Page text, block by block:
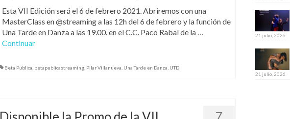
Esta VII Edición será el 6 de febrero 2021. Abriremos con una
MasterClass en @streaming a las 12h del 6 de febrero y la función de
Una Tarde en Danza a las 19.00. en el C.C. Paco Rabal de la …
Continuar
Beta Publica betapublicastreaming, Pilar Villanueva Una Tarde en Danza UTD
7
21 julio, 2026
21 julio, 2026